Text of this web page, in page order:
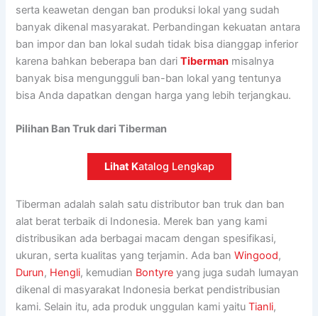
serta keawetan dengan ban produksi lokal yang sudah
banyak dikenal masyarakat. Perbandingan kekuatan antara
ban impor dan ban lokal sudah tidak bisa dianggap inferior
karena bahkan beberapa ban dariTiberman misalnya
banyak bisa mengungguli ban-ban lokal yang tentunya
bisa Anda dapatkan dengan harga yang lebih terjangkau.
Pilihan Ban Truk dari Tiberman
Lihat Katalog Lengkap
Tiberman adalah salah satu distributor ban truk dan ban
alat berat terbaik di Indonesia. Merek ban yang kami
distribusikan ada berbagai macam dengan spesifikasi,
ukuran, serta kualitas yang terjamin. Ada banWingood,
Durun, Hengli, kemudian Bontyre yang juga sudah lumayan
dikenal di masyarakat Indonesia berkat pendistribusian
kami. Selain itu, ada produk unggulan kami yaituTianli,